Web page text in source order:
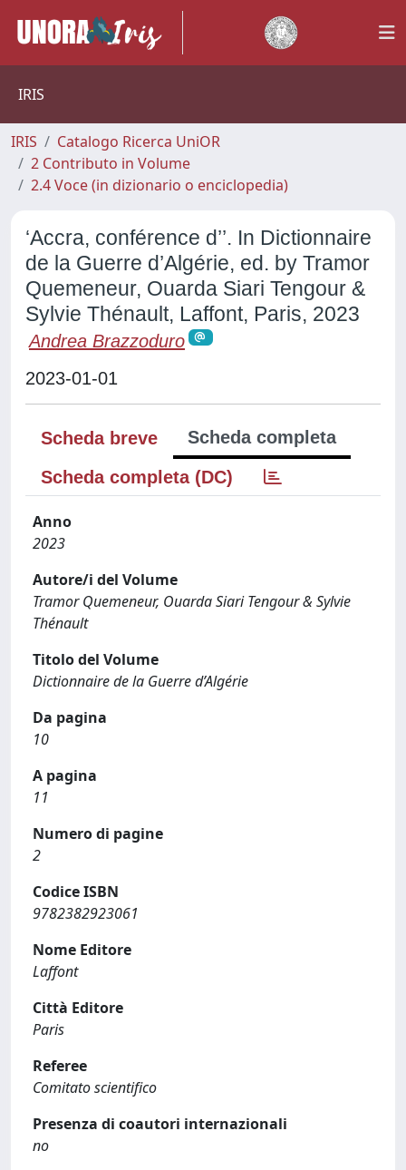
IRIS
IRIS
Catalogo Ricerca UniOR
2 Contributo in Volume
2.4 Voce (in dizionario o enciclopedia)
‘Accra, conférence d’’. In Dictionnaire
de la Guerre d’Algérie, ed. by Tramor
Quemeneur, Ouarda Siari Tengour &
Sylvie Thénault, Laffont, Paris, 2023
Andrea Brazzoduro
2023-01-01
Scheda breve
Scheda completa
Scheda completa (DC)
Anno
2023
Autore/i del Volume
Tramor Quemeneur, Ouarda Siari Tengour & Sylvie
Thénault
Titolo del Volume
Dictionnaire de la Guerre d’Algérie
Da pagina
10
A pagina
11
Numero di pagine
2
Codice ISBN
9782382923061
Nome Editore
Laffont
Città Editore
Paris
Referee
Comitato scientifico
Presenza di coautori internazionali
no